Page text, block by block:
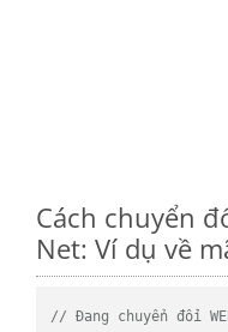
Cách chuyển
Net: Ví dụ về
// Đang chuyển đổi